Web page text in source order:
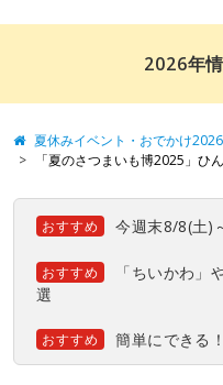
2026年
夏休みイベント・おでかけ2026
「夏のさつまいも博2025」ひ
おすすめ 今週末8/8(土)
おすすめ
「ちいかわ」
選
おすすめ 簡単にできる